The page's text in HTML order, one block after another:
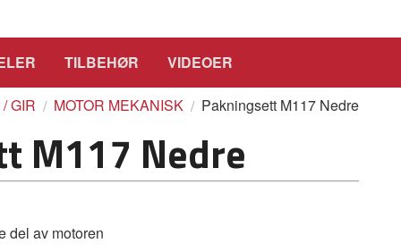
TILBEHØR VIDEOER
GIR MOTOR MEKANISK Pakningsett M117 Nedre
M117 Nedre
del av motoren